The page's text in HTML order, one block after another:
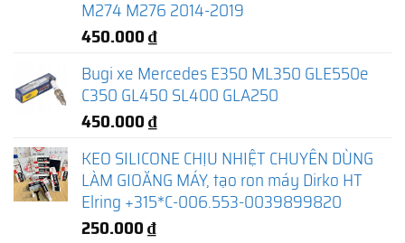
M274 M276 2014-2019
450.000₫
Bugi xe Mercedes E350 ML350 GLE550e
C350 GL450 SL400 GLA250
450.000₫
KEO SILICONE CHỊU NHIỆT CHUYÊN DÙNG
LÀM GIOĂNG MÁY, tạo ron máy Dirko HT
Elring +315*C-006.553-0039899820
250.000₫